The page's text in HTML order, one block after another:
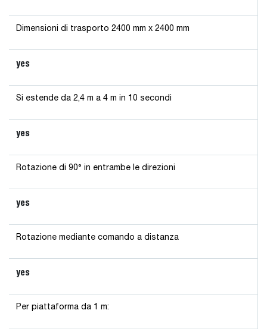
Dimensioni di trasporto 2400 mm x 2400 mm
yes
Si estende da 2,4 m a 4 m in 10 secondi
yes
Rotazione di 90° in entrambe le direzioni
yes
Rotazione mediante comando a distanza
yes
Per piattaforma da 1 m: